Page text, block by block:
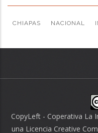
CHIAPAS NACIONAL
CopyLeft - Coperativa La
una Licencia Creative